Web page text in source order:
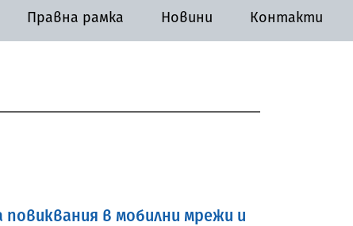
Правна рамка Новини Контакти
в мобилни мрежи и